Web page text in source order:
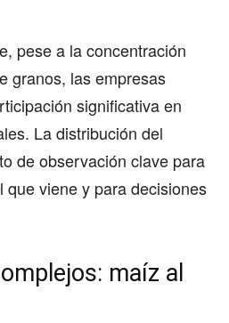
pese a la concentración
granos, las empresas
significativa en
La distribución del
de observación clave para
que viene y para decisiones
maíz al